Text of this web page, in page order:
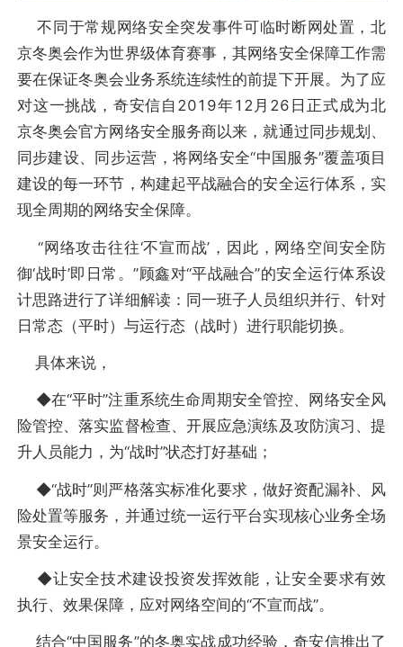
不同于常规网络安全突发事件可临时断网处置，北
京冬奥会作为世界级体育赛事，其网络安全保障工作需
要在保证冬奥会业务系统连续性的前提下开展。为了应
对这一挑战，奇安信自2019年12月26日正式成为北
京冬奥会官方网络安全服务商以来，就通过同步规划、
同步建设、同步运营，将网络安全“中国服务”覆盖项目
建设的每一环节，构建起平战融合的安全运行体系，实
现全周期的网络安全保障。
“网络攻击往往‘不宣而战’，因此，网络空间安全防
御‘战时’即日常。”顾鑫对“平战融合”的安全运行体系设
计思路进行了详细解读：同一班子人员组织并行、针对
日常态（平时）与运行态（战时）进行职能切换。
具体来说，
◆在“平时”注重系统生命周期安全管控、网络安全风
险管控、落实监督检查、开展应急演练及攻防演习、提
升人员能力，为“战时”状态打好基础；
◆“战时”则严格落实标准化要求，做好资配漏补、风
险处置等服务，并通过统一运行平台实现核心业务全场
景安全运行。
◆让安全技术建设投资发挥效能，让安全要求有效
执行、效果保障，应对网络空间的“不宣而战”。
结合“中国服务”的冬奥实战成功经验，奇安信推出了